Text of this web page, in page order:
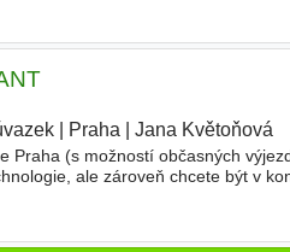
| Praha Jana Květoňová
Praha (s možností občasných
ale zároveň chcete být v